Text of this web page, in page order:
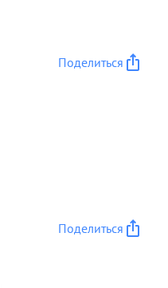
Поделиться
Поделиться